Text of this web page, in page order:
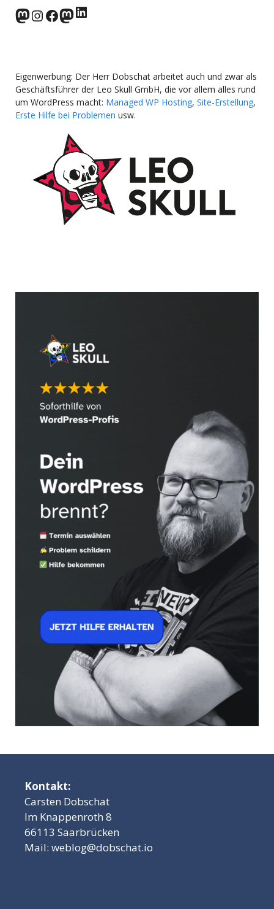
norden.social
Instagram
Facebook
wp-punks.social
LinkedIn
Eigenwerbung: Der Herr Dobschat arbeitet auch und zwar als
Geschäftsführer der Leo Skull GmbH, die vor allem alles rund
um WordPress macht: Managed WP Hosting, Site-Erstellung,
Erste Hilfe bei Problemen usw.
Kontakt:
Carsten Dobschat
Im Knappenroth 8
66113 Saarbrücken
Mail: weblog@dobschat.io